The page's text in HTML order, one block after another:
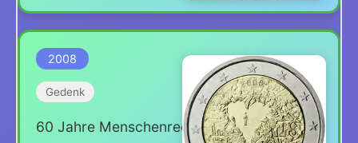
2008
Gedenk
60 Jahre Menschenrechte